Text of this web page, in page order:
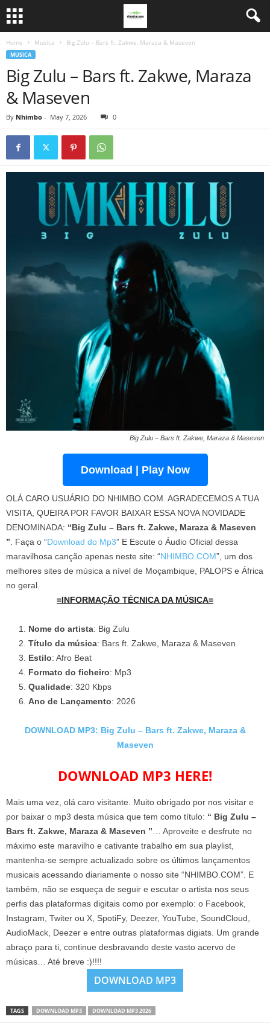
Home Musica Big Zulu – Bars ft. Zakwe, Maraza & Maseven
MUSICA
Big Zulu – Bars ft. Zakwe, Maraza
& Maseven
By Nhimbo - May 7, 2026 0
Big Zulu – Bars ft. Zakwe, Maraza & Maseven
Download | Play Now
OLÁ CARO USUÁRIO DO NHIMBO.COM. AGRADECEMOS A TUA
VISITA, QUEIRA POR FAVOR BAIXAR ESSA NOVA NOVIDADE
DENOMINADA: “Big Zulu – Bars ft. Zakwe, Maraza & Maseven
” . Faça o “Download do Mp3” E Escute o Áudio Oficial dessa
maravilhosa canção apenas neste site: “NHIMBO.COM”, um dos
melhores sites de música a nível de Moçambique, PALOPS e África
no geral.
=INFORMAÇÃO TÉCNICA DA MÚSICA=
Nome do artista: Big Zulu
Título da música: Bars ft. Zakwe, Maraza & Maseven
Estilo: Afro Beat
Formato do ficheiro: Mp3
Qualidade: 320 Kbps
Ano de Lançamento: 2026
DOWNLOAD MP3: Big Zulu – Bars ft. Zakwe, Maraza &
Maseven
DOWNLOAD MP3 HERE!
Mais uma vez, olá caro visitante. Muito obrigado por nos visitar e
por baixar o mp3 desta música que tem como título: “ Big Zulu –
Bars ft. Zakwe, Maraza & Maseven ” … Aproveite e desfrute no
máximo este maravilho e cativante trabalho em sua playlist,
mantenha-se sempre actualizado sobre os últimos lançamentos
musicais acessando diariamente o nosso site “NHIMBO.COM”. E
também, não se esqueça de seguir e escutar o artista nos seus
perfis das plataformas digitais como por exemplo: o Facebook,
Instagram, Twiter ou X, SpotiFy, Deezer, YouTube, SoundCloud,
AudioMack, Deezer e entre outras plataformas digiats. Um grande
abraço para ti, continue desbravando deste vasto acervo de
músicas… Até breve :)!!!!
DOWNLOAD MP3
TAGS DOWNLOAD MP3 DOWNLOAD MP3 2026